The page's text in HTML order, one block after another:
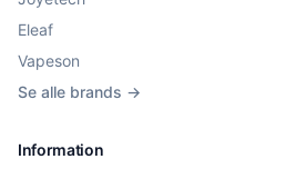
Eleaf
Vapeson
Se alle brands →
Information